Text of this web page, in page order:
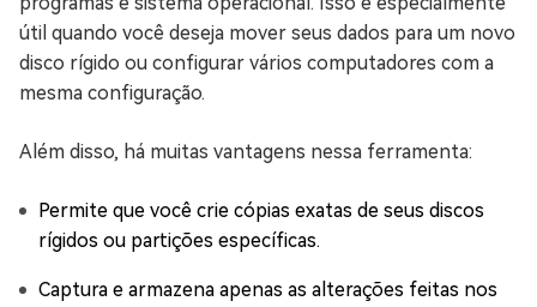
útil quando você deseja mover seus dados para um novo
disco rígido ou configurar vários computadores com a
mesma configuração.
Além disso, há muitas vantagens nessa ferramenta:
Permite que você crie cópias exatas de seus discos
rígidos ou partições específicas.
Captura e armazena apenas as alterações feitas nos